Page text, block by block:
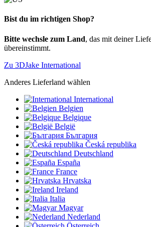
Bist du im richtigen Shop?
Bitte wechsle zum Land, das mit deiner
übereinstimmt.
Zu 3DJake International
Anderes Lieferland wählen
International
Belgien
Belgique
België
България
Česká republika
Deutschland
España
France
Hrvatska
Ireland
Italia
Magyar
Nederland